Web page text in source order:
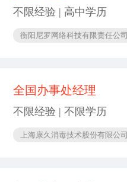
不限经验 | 高中学历
衡阳尼罗网络科技有限责任公司
全国办事处经理
不限经验 | 不限学历
上海康久消毒技术股份有限公司